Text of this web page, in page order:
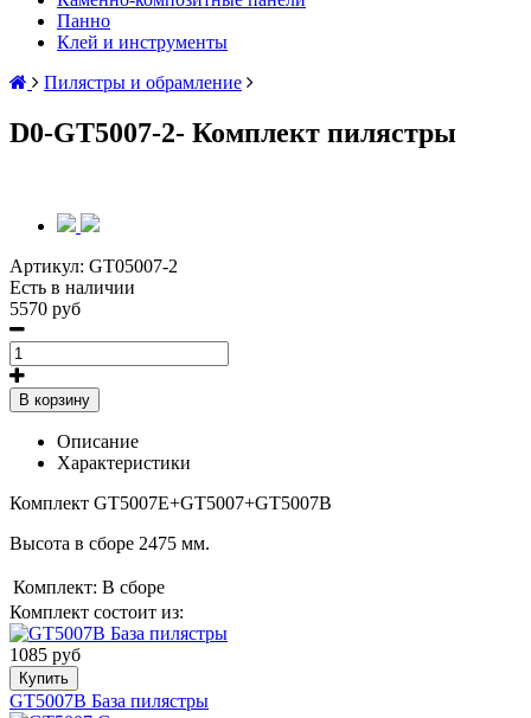
Панно
Клей и инструменты
Пилястры и обрамление
D0-GT5007-2- Комплект пилястры
Артикул: GT05007-2
Есть в наличии
5570 руб
В корзину
Описание
Характеристики
Комплект GT5007E+GT5007+GT5007B
Высота в сборе 2475 мм.
Комплект: В сборе
Комплект состоит из:
1085 руб
Купить
GT5007B База пилястры